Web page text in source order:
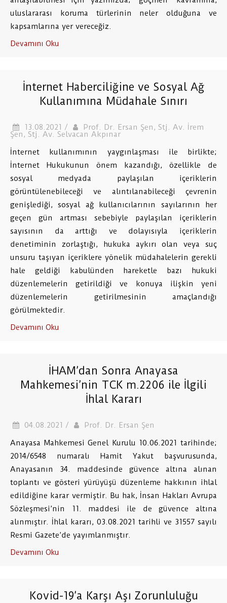
uluslararası koruma türlerinin neler olduğuna ve
kapsamlarına yer vereceğiz.
Devamını Oku
İnternet Haberciliğine ve Sosyal Ağ
Kullanımına Müdahale Sınırı
13.08.2021 / Prof. Dr. Ersan Şen, Stj. Av. İrem
Şen, Stj. Av. Selvacan Akpınar
İnternet kullanımının yaygınlaşması ile birlikte;
İnternet Hukukunun önem kazandığı, özellikle de
sosyal medyada paylaşılan içeriklerin
görüntülenebileceği ve alıntılanabileceği çevrenin
genişlediği, sosyal ağ kullanıcılarının sayılarının her
geçen gün artması sebebiyle paylaşılan içeriklerin
sayısının da arttığı ve dolayısıyla içeriklerin
denetiminin zorlaştığı, hukuka aykırı olan veya suç
unsuru taşıyan içeriklere yönelik müdahalelerin gerekli
hale geldiği kabulünden hareketle bazı hukuki
düzenlemelerin getirildiği ve konuya ilişkin yeni
düzenlemelerin getirilmesinin amaçlandığı
görülmektedir.
Devamını Oku
İHAM’dan Sonra Anayasa
Mahkemesi’nin TCK m.2206 ile İlgili
İhlal Kararı
04.08.2021 /
Prof. Dr. Ersan Şen
Anayasa Mahkemesi Genel Kurulu 10.06.2021 tarihinde;
2014/6548 numaralı Hamit Yakut başvurusunda,
Anayasanın 34. maddesinde güvence altına alınan
toplantı ve gösteri yürüyüşü düzenleme hakkının ihlal
edildiğine karar vermiştir. Bu hak, İnsan Hakları Avrupa
Sözleşmesi’nin 11. maddesi ile de güvence altına
alınmıştır. İhlal kararı, 03.08.2021 tarihli ve 31557 sayılı
Resmi Gazete’de yayımlanmıştır.
Devamını Oku
Kovid-19’a Karşı Aşı Zorunluluğu